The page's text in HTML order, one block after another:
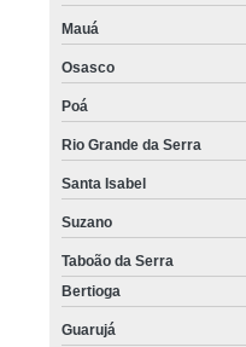
Mauá
Osasco
Poá
Rio Grande da Serra
Santa Isabel
Suzano
Taboão da Serra
Bertioga
Guarujá